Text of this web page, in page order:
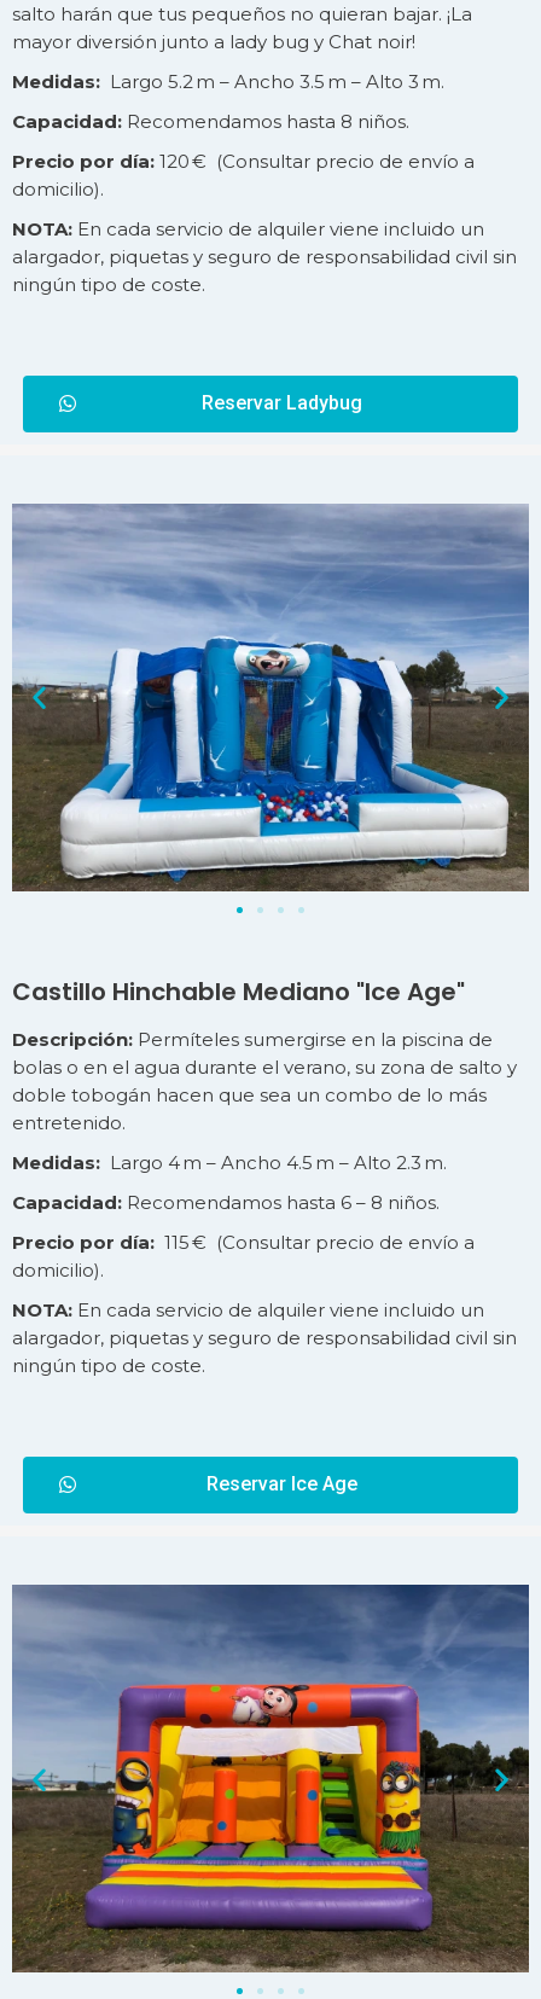
salto harán que tus pequeños no quieran bajar. ¡La
mayor diversión junto a lady bug y Chat noir!
Medidas: Largo 5.2 m – Ancho 3.5 m – Alto 3 m.
Capacidad: Recomendamos hasta 8 niños.
Precio por día: 120 € (Consultar precio de envío a
domicilio).
NOTA: En cada servicio de alquiler viene incluido un
alargador, piquetas y seguro de responsabilidad civil sin
ningún tipo de coste.
Reservar Ladybug
Castillo Hinchable Mediano "Ice Age"
Descripción: Permíteles sumergirse en la piscina de
bolas o en el agua durante el verano, su zona de salto y
doble tobogán hacen que sea un combo de lo más
entretenido.
Medidas: Largo 4 m – Ancho 4.5 m – Alto 2.3 m.
Capacidad: Recomendamos hasta 6 – 8 niños.
Precio por día: 115 € (Consultar precio de envío a
domicilio).
NOTA: En cada servicio de alquiler viene incluido un
alargador, piquetas y seguro de responsabilidad civil sin
ningún tipo de coste.
Reservar Ice Age